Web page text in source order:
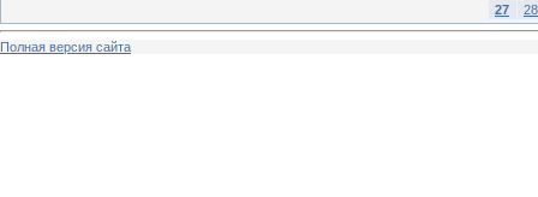
27
28
Полная версия сайта